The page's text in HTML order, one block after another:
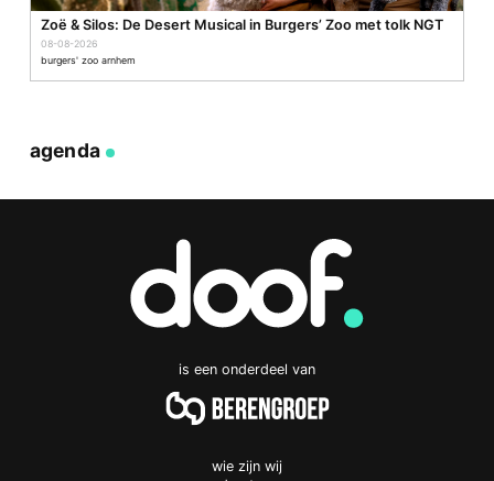
Zoë & Silos: De Desert Musical in Burgers’ Zoo met tolk NGT
08-08-2026
burgers' zoo arnhem
agenda
is een onderdeel van
wie zijn wij